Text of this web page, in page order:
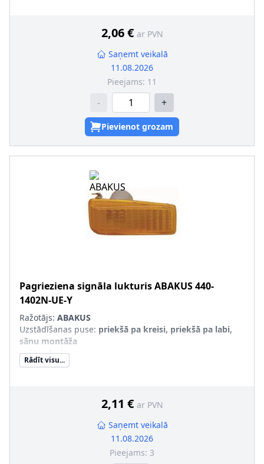
2,06 € ar PVN
Saņemt veikalā
11.08.2026
Pieejams: 11
- +
Pievienot grozam
Pagrieziena signāla lukturisABAKUS440-
1402N-UE-Y
Ražotājs: ABAKUS
Uzstādīšanas puse: priekšā pa kreisi, priekšā pa labi,
sānu montāža
Krāsa:dzeltens
Ekspluatācijas atļaujas veids
turētāja, bez kvēlspuldzes
1985
1995
Rādīt visu...
2,11 € ar PVN
Saņemt veikalā
11.08.2026
Pieejams: 3